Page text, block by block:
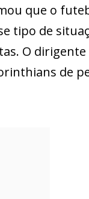
que o
tipo de
O dirigente
de